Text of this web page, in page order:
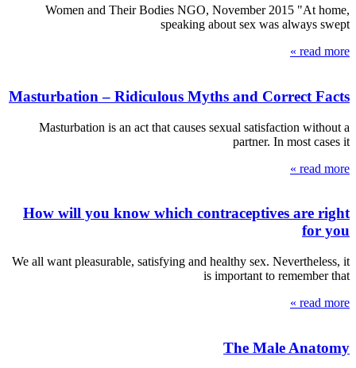
Women and Their Bodies NGO, November 2015 "At home,
speaking about sex was always swept
read more »
Masturbation – Ridiculous Myths and Correct Facts
Masturbation is an act that causes sexual satisfaction without a
partner. In most cases it
read more »
How will you know which contraceptives are right
for you
We all want pleasurable, satisfying and healthy sex. Nevertheless, it
is important to remember that
read more »
The Male Anatomy